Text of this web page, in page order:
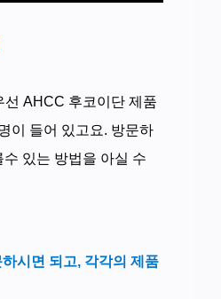
AHCC 후코이단 제품
이 들어 있고요. 방문하
있는 방법을 아실 수
하시면 되고, 각각의 제품